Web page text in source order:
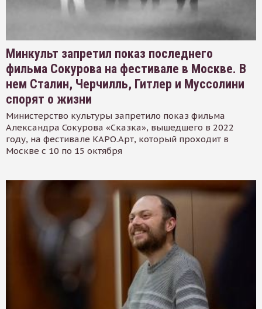
Минкульт запретил показ последнего
фильма Сокурова на фестивале в Москве. В
нем Сталин, Черчилль, Гитлер и Муссолини
спорят о жизни
Министерство культуры запретило показ фильма
Александра Сокурова «Сказка», вышедшего в 2022
году, на фестивале КАРО.Арт, который проходит в
Москве с 10 по 15 октября